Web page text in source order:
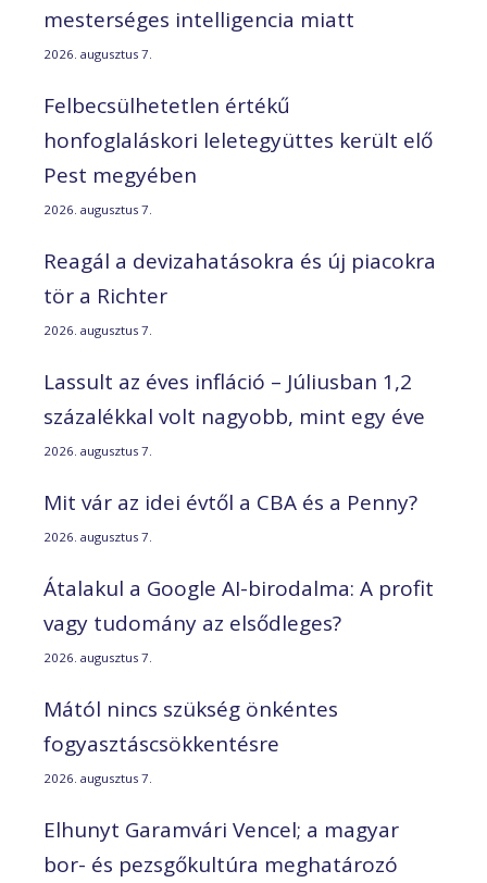
mesterséges intelligencia miatt
2026. augusztus 7.
Felbecsülhetetlen értékű
honfoglaláskori leletegyüttes került elő
Pest megyében
2026. augusztus 7.
Reagál a devizahatásokra és új piacokra
tör a Richter
2026. augusztus 7.
Lassult az éves infláció – Júliusban 1,2
százalékkal volt nagyobb, mint egy éve
2026. augusztus 7.
Mit vár az idei évtől a CBA és a Penny?
2026. augusztus 7.
Átalakul a Google AI-birodalma: A profit
vagy tudomány az elsődleges?
2026. augusztus 7.
Mától nincs szükség önkéntes
fogyasztáscsökkentésre
2026. augusztus 7.
Elhunyt Garamvári Vencel; a magyar
bor- és pezsgőkultúra meghatározó